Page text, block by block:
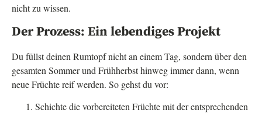
nicht zu wissen.
Der Prozess: Ein lebendiges Projekt
Du füllst deinen Rumtopf nicht an einem Tag, sondern über den
gesamten Sommer und Frühherbst hinweg immer dann, wenn
neue Früchte reif werden. So gehst du vor:
Schichte die vorbereiteten Früchte mit der entsprechenden